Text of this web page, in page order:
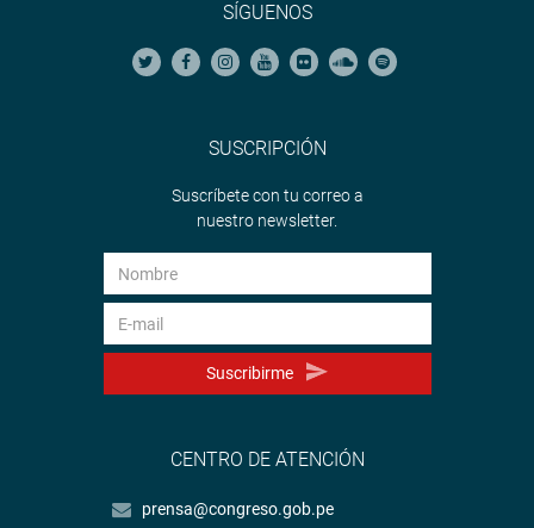
SÍGUENOS
SUSCRIPCIÓN
Suscríbete con tu correo a
nuestro newsletter.
Suscribirme
CENTRO DE ATENCIÓN
prensa@congreso.gob.pe